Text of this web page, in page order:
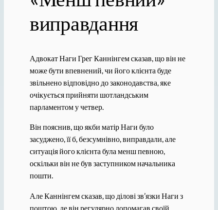
виправдання
Адвокат Наги Грег Каннінгем сказав, що він не
може бути впевнений, чи його клієнта буде
звільнено відповідно до законодавства, яке
очікується прийняти шотландським
парламентом у четвер.
Він пояснив, що якби матір Наги було
засуджено, її б, безсумнівно, виправдали, але
ситуація його клієнта була менш певною,
оскільки він не був заступником начальника
пошти.
Але Каннінгем сказав, що ділові зв’язки Наги з
поштою, де він регулярно допомагав своїй